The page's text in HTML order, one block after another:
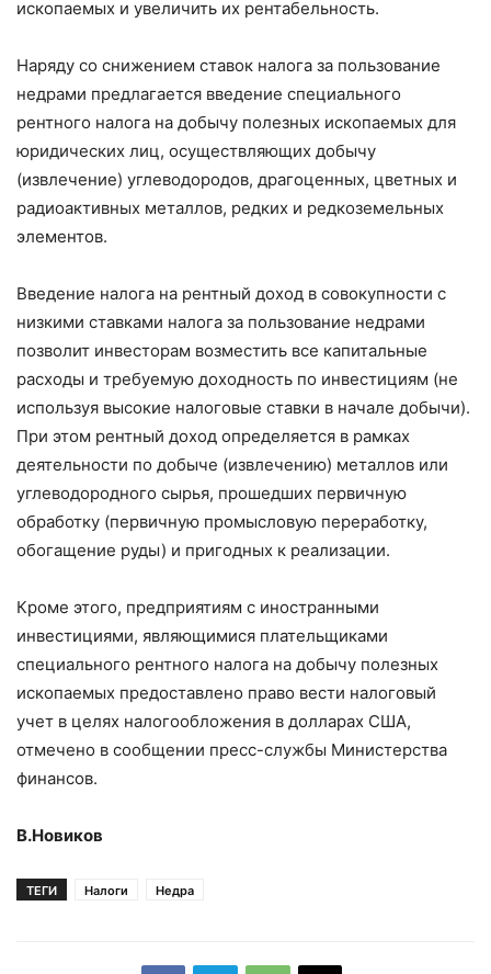
ископаемых и увеличить их рентабельность.
Наряду со снижением ставок налога за пользование
недрами предлагается введение специального
рентного налога на добычу полезных ископаемых для
юридических лиц, осуществляющих добычу
(извлечение) углеводородов, драгоценных, цветных и
радиоактивных металлов, редких и редкоземельных
элементов.
Введение налога на рентный доход в совокупности с
низкими ставками налога за пользование недрами
позволит инвесторам возместить все капитальные
расходы и требуемую доходность по инвестициям (не
используя высокие налоговые ставки в начале добычи).
При этом рентный доход определяется в рамках
деятельности по добыче (извлечению) металлов или
углеводородного сырья, прошедших первичную
обработку (первичную промысловую переработку,
обогащение руды) и пригодных к реализации.
Кроме этого, предприятиям с иностранными
инвестициями, являющимися плательщиками
специального рентного налога на добычу полезных
ископаемых предоставлено право вести налоговый
учет в целях налогообложения в долларах США,
отмечено в сообщении пресс-службы Министерства
финансов.
В.Новиков
ТЕГИ Налоги Недра